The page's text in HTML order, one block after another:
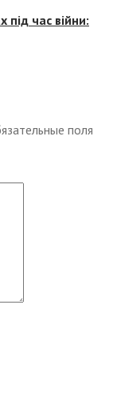
час війни:
поля